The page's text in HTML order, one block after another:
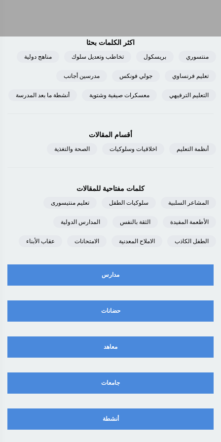
اكثر الكلمات بحثا
منتسوري بريسكول تخاطب وتعديل سلوك مناهج دولية
تعليم فرنساوي جولي فونكس مدرسين أجانب
التعليم الترفيهي معسكرات صيفية وشتوية أنشطة ما بعد المدرسة
أقسام المقالات
أنظمة التعليم اخلاقيات وسلوكيات الصحة والتغذية
كلمات مفتاحية للمقالات
المشاعر السلبية سلوكيات الطفل تعليم منتيسورى
الأطعمة المفيدة الثقة بالنفس المدارس الدولية
الطفل الكاذب الاملاح المعدنية الامتحانات عقاب الأبناء
مدارس
حضانات
معاهد
جامعات
أنشطة